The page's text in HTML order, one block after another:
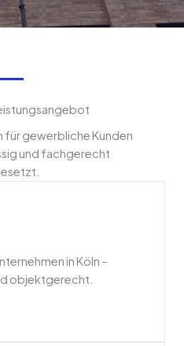
für gewerbliche Kunden
und fachgerecht
in Köln –
objektgerecht.